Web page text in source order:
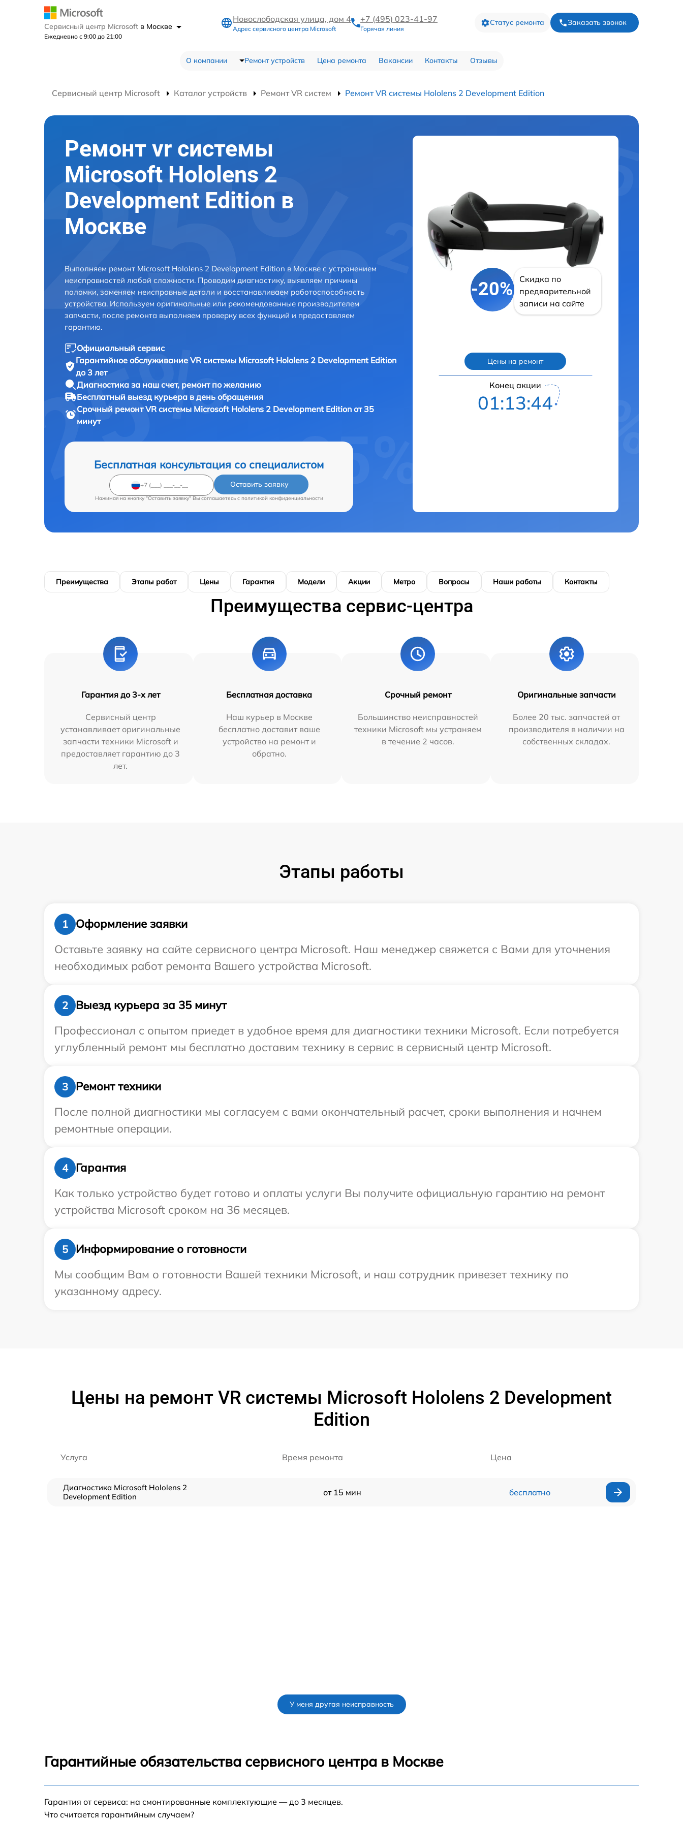
Сервисный центр Microsoft в Москве
Ежедневно с 9:00 до 21:00
Новослободская улица, дом 4
Адрес сервисного центра Microsoft
+7 (495) 023-41-97
Горячая линия
Статус ремонта Заказать звонок
О компании Ремонт устройств Цена ремонта Вакансии Контакты Отзывы
Сервисный центр Microsoft Каталог устройств Ремонт VR систем Ремонт VR системы Hololens 2 Development Edition
Ремонт vr системы
Microsoft Hololens 2
Development Edition в
Москве
Выполняем ремонт Microsoft Hololens 2 Development Edition в Москве с устранением
неисправностей любой сложности. Проводим диагностику, выявляем причины
поломки, заменяем неисправные детали и восстанавливаем работоспособность
устройства. Используем оригинальные или рекомендованные производителем
запчасти, после ремонта выполняем проверку всех функций и предоставляем
гарантию.
Официальный сервис
Гарантийное обслуживание VR системы Microsoft Hololens 2 Development Edition
до 3 лет
Диагностика за наш счет, ремонт по желанию
Бесплатный выезд курьера в день обращения
Срочный ремонтVR системы Microsoft Hololens 2 Development Edition от 35
минут
Бесплатная консультация со специалистом
Оставить заявку
Нажимая на кнопку "Оставить заявку" Вы соглашаетесь c политикой конфиденциальности
-20%
Скидка по
предварительной
записи на сайте
Цены на ремонт
Конец акции
01:13:43
Преимущества Этапы работ Цены Гарантия Модели Акции Метро Вопросы Наши работы Контакты
Преимущества сервис-центра
Гарантия до 3-х лет
Сервисный центр
устанавливает оригинальные
запчасти техники Microsoft и
предоставляет гарантию до 3
лет.
Бесплатная доставка
Наш курьер в Москве
бесплатно доставит ваше
устройство на ремонт и
обратно.
Срочный ремонт
Большинство неисправностей
техники Microsoft мы устраняем
в течение 2 часов.
Оригинальные запчасти
Более 20 тыс. запчастей от
производителя в наличии на
собственных складах.
Этапы работы
1
Оформление заявки
Оставьте заявку на сайте сервисного центра Microsoft. Наш менеджер свяжется с Вами для уточнения
необходимых работ ремонта Вашего устройства Microsoft.
2
Выезд курьера за 35 минут
Профессионал с опытом приедет в удобное время для диагностики техники Microsoft. Если потребуется
углубленный ремонт мы бесплатно доставим технику в сервис в сервисный центр Microsoft.
3
Ремонт техники
После полной диагностики мы согласуем с вами окончательный расчет, сроки выполнения и начнем
ремонтные операции.
4
Гарантия
Как только устройство будет готово и оплаты услуги Вы получите официальную гарантию на ремонт
устройства Microsoft сроком на 36 месяцев.
5
Информирование о готовности
Мы сообщим Вам о готовности Вашей техники Microsoft, и наш сотрудник привезет технику по
указанному адресу.
Цены на ремонт VR системы Microsoft Hololens 2 Development
Edition
Услуга Время ремонта Цена
Диагностика Microsoft Hololens 2
Development Edition
от 15 мин бесплатно
У меня другая неисправность
Гарантийные обязательства сервисного центра в Москве
Гарантия от сервиса: на смонтированные комплектующие — до 3 месяцев.
Что считается гарантийным случаем?